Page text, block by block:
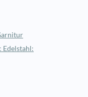
Edelstahl: